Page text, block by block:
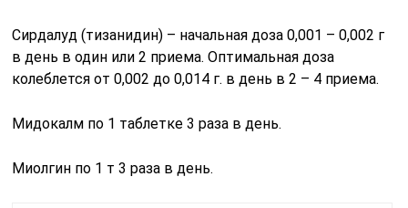
Сирдалуд (тизанидин) – начальная доза 0,001 – 0,002 г
в день в один или 2 приема. Оптимальная доза
колеблется от 0,002 до 0,014 г. в день в 2 – 4 приема.
Мидокалм по 1 таблетке 3 раза в день.
Миолгин по 1 т 3 раза в день.